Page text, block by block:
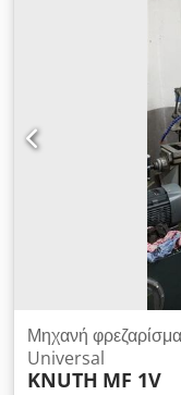
εργασίας: 18
εναλλαγή των
mm/min Στάδια
3 kW Βάρος
περίπου:
φρεζαρίσματος σε
κατεργασία βαρέων
περιστρεφόμενο
ταχείες τροφοδοσίες
πένες με κεφαλή
1900/2350/3000/
ιμάντα τροφοδοσίας,
γενικής χρήσης
Ξεχωριστό ερμάριο
Μηχανή
Universal
KNUTH MF 1V